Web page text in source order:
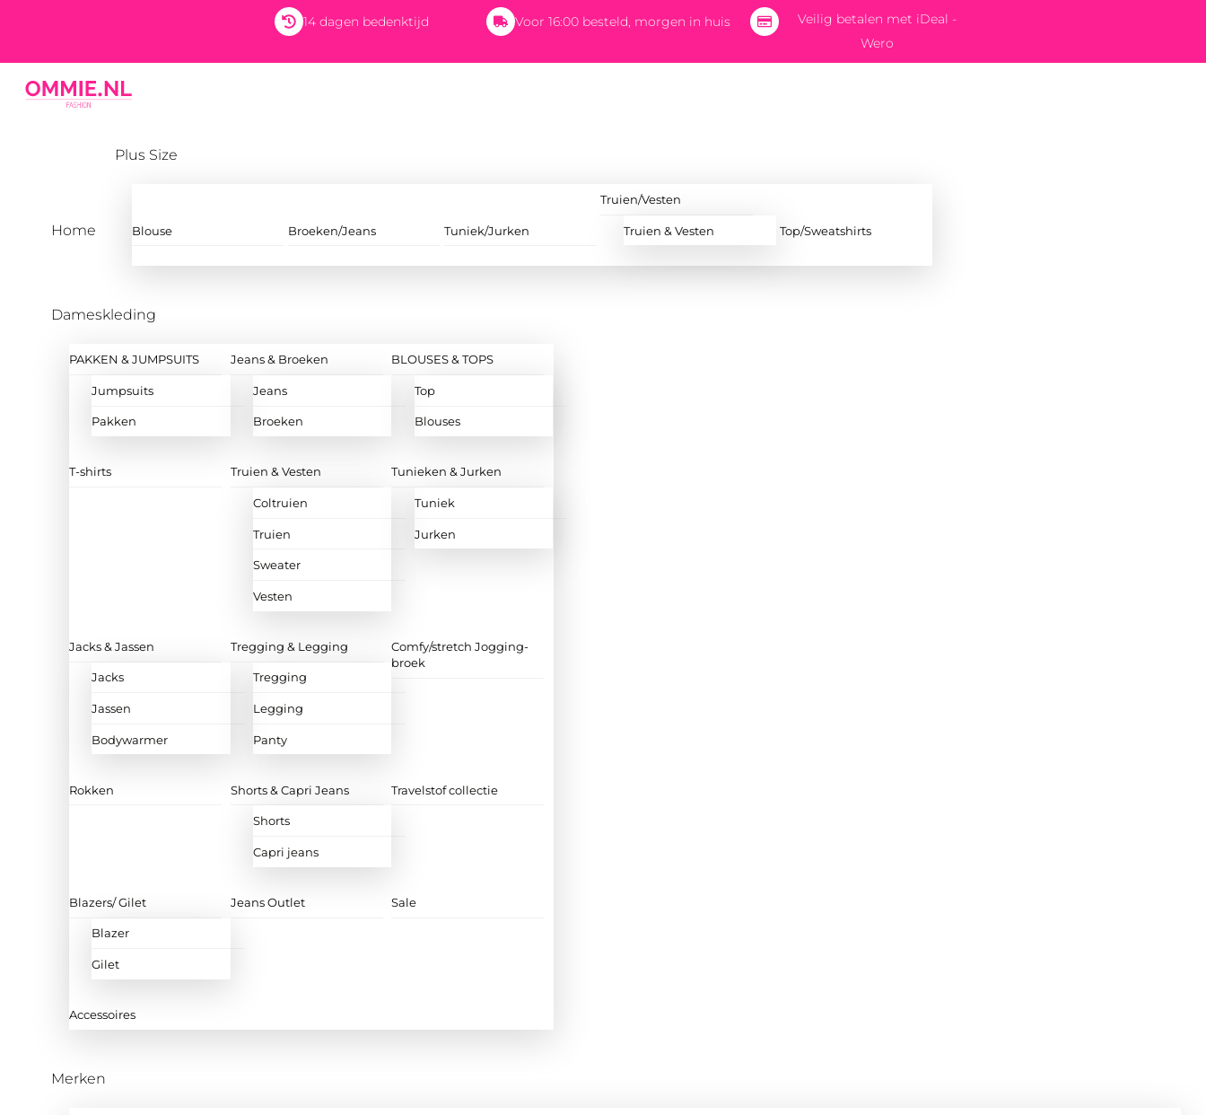
content
14 dagen bedenktijd Voor 16:00 besteld, morgen in huis
Veilig betalen met iDeal -
Wero
Home
Plus Size
Blouse Broeken/Jeans Tuniek/Jurken
Truien/Vesten
Truien & Vesten Top/Sweatshirts
Dameskleding
PAKKEN & JUMPSUITS
Jumpsuits
Pakken
Jeans & Broeken
Jeans
Broeken
BLOUSES & TOPS
Top
Blouses
T-shirts Truien & Vesten
Coltruien
Truien
Sweater
Vesten
Tunieken & Jurken
Tuniek
Jurken
Jacks & Jassen
Jacks
Jassen
Bodywarmer
Tregging & Legging
Tregging
Legging
Panty
Comfy/stretch Jogging-
broek
Rokken Shorts & Capri Jeans
Shorts
Capri jeans
Travelstof collectie
Blazers/ Gilet
Blazer
Gilet
Jeans Outlet Sale
Accessoires
Merken